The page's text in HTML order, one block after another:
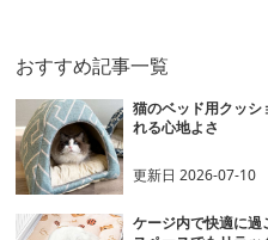
おすすめ記事一覧
猫のベッド用クッシ
れる心地よさ
更新日2026-07-10
ケージ内で快適に